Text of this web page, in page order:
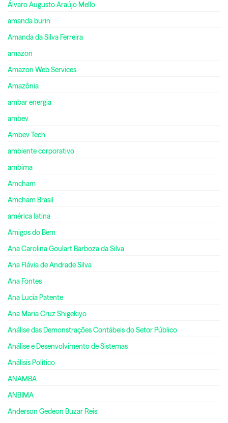
Álvaro Augusto Araújo Mello
amanda burin
Amanda da Silva Ferreira
amazon
Amazon Web Services
Amazônia
ambar energia
ambev
Ambev Tech
ambiente corporativo
ambima
Amcham
Amcham Brasil
américa latina
Amigos do Bem
Ana Carolina Goulart Barboza da Silva
Ana Flávia de Andrade Silva
Ana Fontes
Ana Lucia Patente
Ana Maria Cruz Shigekiyo
Análise das Demonstrações Contábeis do Setor Público
Análise e Desenvolvimento de Sistemas
Análisis Político
ANAMBA
ANBIMA
Anderson Gedeon Buzar Reis